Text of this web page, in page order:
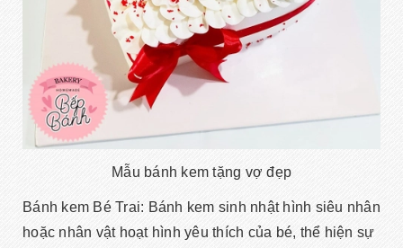
Mẫu bánh kem tặng vợ đẹp
Bánh kem Bé Trai: Bánh kem sinh nhật hình siêu nhân
hoặc nhân vật hoạt hình yêu thích của bé, thể hiện sự